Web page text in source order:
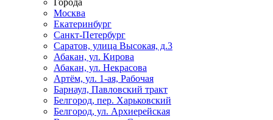
Города
Москва
Екатеринбург
Санкт-Петербург
Саратов, улица Высокая, д.3
Абакан, ул. Кирова
Абакан, ул. Некрасова
Артём, ул. 1-ая, Рабочая
Барнаул, Павловский тракт
Белгород, пер. Харьковский
Белгород, ул. Архиерейская